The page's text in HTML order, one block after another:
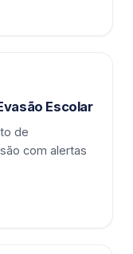
Escolar
de
com alertas